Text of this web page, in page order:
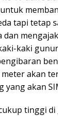
tapi tetap
dan
kaki
akan
akan
tinggi